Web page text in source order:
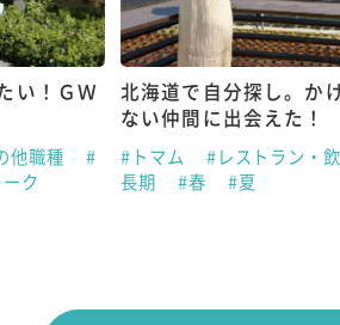
い！ＧＷ
他職種
#
ク
北海道で自分探し。か
ない仲間に出会えた！
#トマム #レストラン・
長期
#春 #夏